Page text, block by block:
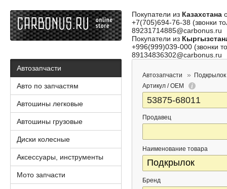
Покупатели из Казахстана
+7(705)694-76-38 (звонки
89231714885@carbonus.ru
Покупатели из
+996(999)039-000 (звонки
89134836302@carbonus.ru
Автозапчасти
Подкрылок
Артикул / OEM
Продавец
Наименование товара
Бренд
Автозапчасти
Авто по запчастям
Автошины легковые
Автошины грузовые
Диски колесные
Аксессуары, инструменты
Мото запчасти